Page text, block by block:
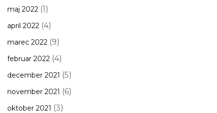
maj 2022 (1)
april 2022 (4)
marec 2022 (9)
februar 2022 (4)
december 2021 (5)
november 2021 (6)
oktober 2021 (3)